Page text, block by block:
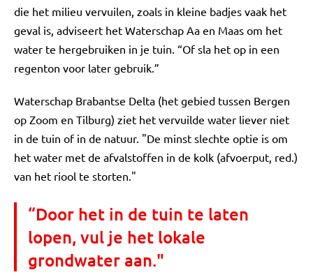
die het milieu vervuilen, zoals in kleine badjes vaak het
geval is, adviseert het Waterschap Aa en Maas om het
water te hergebruiken in je tuin. “Of sla het op in een
regenton voor later gebruik.”
Waterschap Brabantse Delta (het gebied tussen Bergen
op Zoom en Tilburg) ziet het vervuilde water liever niet
in de tuin of in de natuur. "De minst slechte optie is om
het water met de afvalstoffen in de kolk (afvoerput, red.)
van het riool te storten."
“Door het in de tuin te laten
lopen, vul je het lokale
grondwater aan."